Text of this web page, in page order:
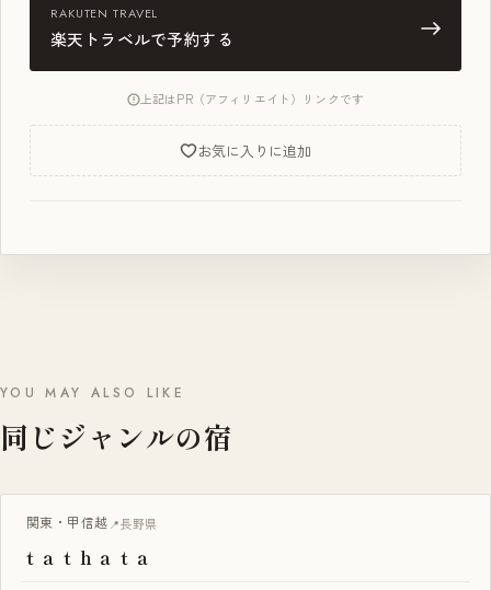
RAKUTEN TRAVEL
楽天トラベルで予約する
上記はPR（アフィリエイト）リンクです
お気に入りに追加
YOU MAY ALSO LIKE
同じジャンルの宿
一棟貸し
関東・甲信越 長野県
ｔａｔｈａｔａ